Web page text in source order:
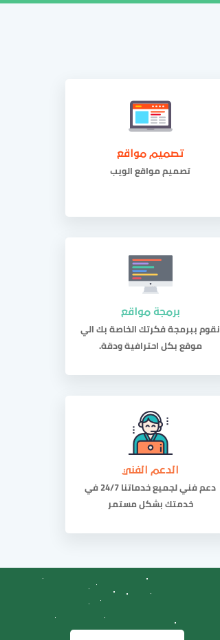
تصميم مواقع
تصميم مواقع الويب
برمجة مواقع
نقوم ببرمجة فكرتك الخاصة بك الي
موقع بكل احترافية ودقة.
الدعم الفني
دعم فني لجميع خدماتنا 24/7 في
خدمتك بشكل مستمر